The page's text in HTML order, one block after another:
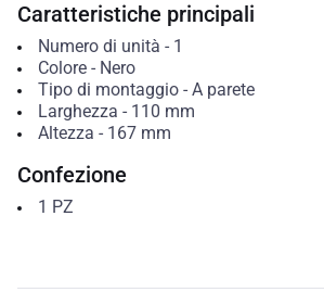
Caratteristiche principali
Numero di unità - 1
Colore- Nero
Tipo di montaggio- A parete
Larghezza - 110 mm
Altezza - 167 mm
Confezione
1 PZ